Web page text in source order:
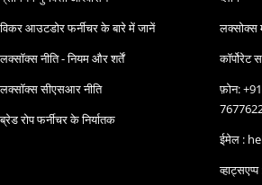
विकर आउटडोर फर्नीचर के बारे में जानें
लक्सॉक्स नीति - नियम और शर्तें
लक्सॉक्स सीएसआर नीति
ब्रेड रोप फर्नीचर के निर्यातक
लक्सोक्स
कॉर्पोरेट
फ़ोन:
ईमेल :